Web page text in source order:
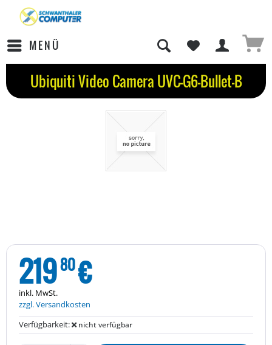
MENÜ
Ubiquiti Video Camera UVC-G6-Bullet-B
21980€
inkl. MwSt.
zzgl. Versandkosten
Verfügbarkeit:
nicht verfügbar